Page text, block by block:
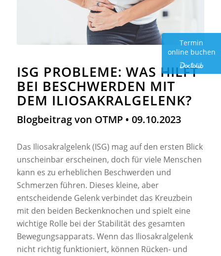
ISG PROBLEME: WAS HILFT
BEI BESCHWERDEN MIT
DEM ILIOSAKRALGELENK?
Blogbeitrag von OTMP • 09.10.2023
Das Iliosakralgelenk (ISG) mag auf den ersten Blick
unscheinbar erscheinen, doch für viele Menschen
kann es zu erheblichen Beschwerden und
Schmerzen führen. Dieses kleine, aber
entscheidende Gelenk verbindet das Kreuzbein
mit den beiden Beckenknochen und spielt eine
wichtige Rolle bei der Stabilität des gesamten
Bewegungsapparats. Wenn das Iliosakralgelenk
nicht richtig funktioniert, können Rücken- und
Termin
online buchen